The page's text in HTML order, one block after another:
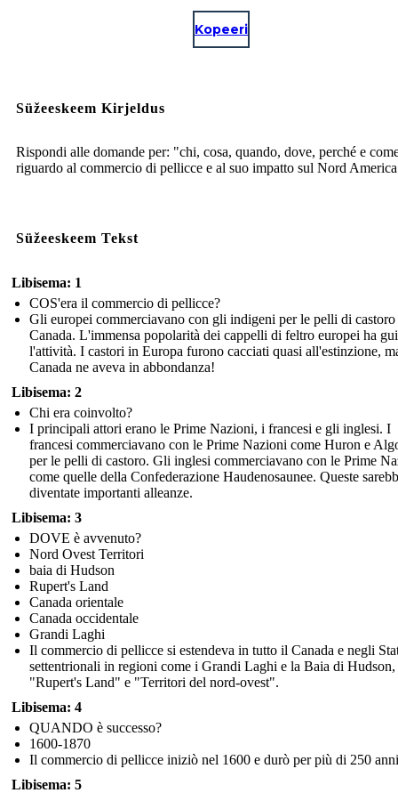
Kopeeri
Süžeeskeem Kirjeldus
Rispondi alle domande per: "chi, cosa, quando, dove, perché e
riguardo al commercio di pellicce e al suo impatto sul Nord
Süžeeskeem Tekst
Libisema: 1
COS'era il commercio di pellicce?
Gli europei commerciavano con gli indigeni per le pelli di
Canada. L'immensa popolarità dei cappelli di feltro europei ha
l'attività. I castori in Europa furono cacciati quasi all'estinzione,
Canada ne aveva in abbondanza!
Libisema: 2
Chi era coinvolto?
I principali attori erano le Prime Nazioni, i francesi e gli inglesi. I
francesi commerciavano con le Prime Nazioni come Huron e
per le pelli di castoro. Gli inglesi commerciavano con le Prime
come quelle della Confederazione Haudenosaunee. Queste
diventate importanti alleanze.
Libisema: 3
DOVE è avvenuto?
Nord Ovest Territori
baia di Hudson
Rupert's Land
Canada orientale
Canada occidentale
Grandi Laghi
Il commercio di pellicce si estendeva in tutto il Canada e negli
settentrionali in regioni come i Grandi Laghi e la Baia di Hudson,
"Rupert's Land" e "Territori del nord-ovest".
Libisema: 4
QUANDO è successo?
1600-1870
Il commercio di pellicce iniziò nel 1600 e durò per più di 250
Libisema: 5